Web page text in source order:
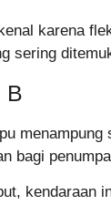
karena
sering
B
bagi
kendaraan